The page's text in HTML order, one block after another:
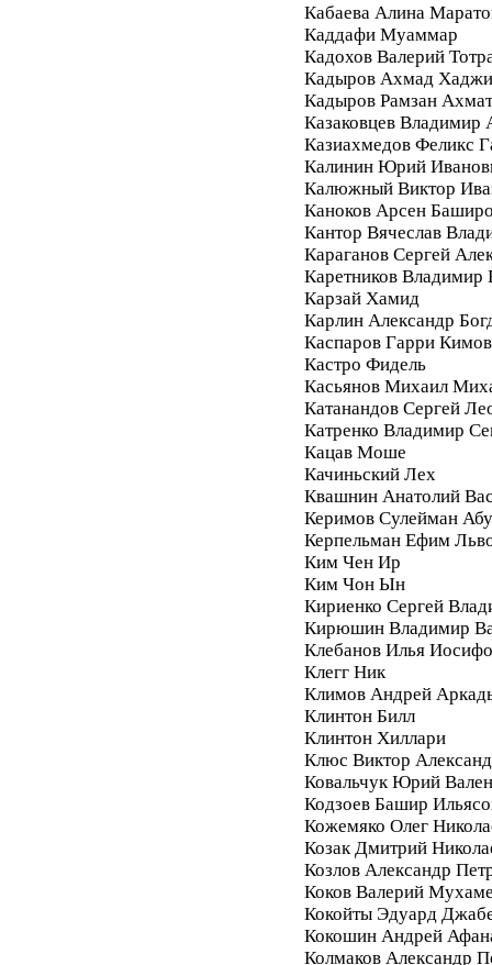
Кабаева Алина
Каддафи Муаммар
Кадохов Валерий
Кадыров Ахмад Хаджи
Кадыров Рамзан
Казаковцев Владимир
Казиахмедов Феликс
Калинин Юрий
Калюжный Виктор
Каноков Арсен
Кантор Вячеслав
Караганов Сергей
Каретников Владимир
Карзай Хамид
Карлин Александр
Каспаров Гарри
Кастро Фидель
Касьянов Михаил
Катанандов Сергей
Катренко Владимир
Кацав Моше
Качиньский Лех
Квашнин Анатолий
Керимов Сулейман
Керпельман Ефим
Ким Чен Ир
Ким Чон Ын
Кириенко Сергей
Кирюшин Владимир
Клебанов Илья
Клегг Ник
Климов Андрей
Клинтон Билл
Клинтон Хиллари
Клюс Виктор
Ковальчук Юрий
Кодзоев Башир
Кожемяко Олег
Козак Дмитрий
Козлов Александр
Коков Валерий
Кокойты Эдуард
Кокошин Андрей
Колмаков Александр